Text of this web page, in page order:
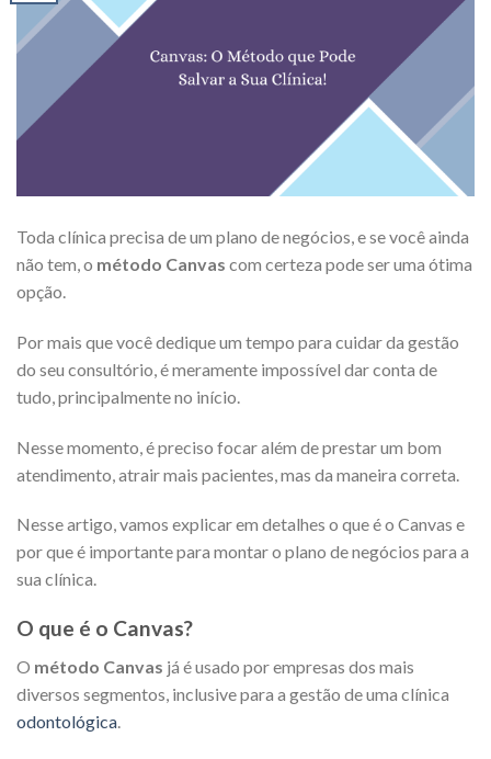
Toda clínica precisa de um plano de negócios, e se você ainda
não tem, o método Canvas com certeza pode ser uma ótima
opção.
Por mais que você dedique um tempo para cuidar da gestão
do seu consultório, é meramente impossível dar conta de
tudo, principalmente no início.
Nesse momento, é preciso focar além de prestar um bom
atendimento, atrair mais pacientes, mas da maneira correta.
Nesse artigo, vamos explicar em detalhes o que é o Canvas e
por que é importante para montar o plano de negócios para a
sua clínica.
O que é o Canvas?
O método Canvas já é usado por empresas dos mais
diversos segmentos, inclusive para a gestão de uma clínica
odontológica.